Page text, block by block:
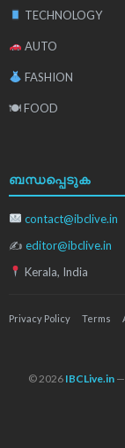
TECHNOLOGY
AUTO
FASHION
🍽 FOOD
ബന്ധപ്പെടുക
contact@ibclive.in
✍ editor@ibclive.in
Kerala, India
Privacy Policy Terms
© 2026 IBCLive.in—